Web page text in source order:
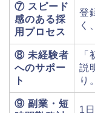
⑦ スピード
感のある採
用プロセス
登
く
⑧ 未経験者
へのサポー
ト
説
り。
⑨ 副業・短
1